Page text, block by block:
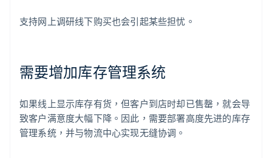
支持网上调研线下购买也会引起某些担忧。
需要增加库存管理系统
如果线上显示库存有货，但客户到店时却已售罄，就会导
致客户满意度大幅下降。因此，需要部署高度先进的库存
管理系统，并与物流中心实现无缝协调。